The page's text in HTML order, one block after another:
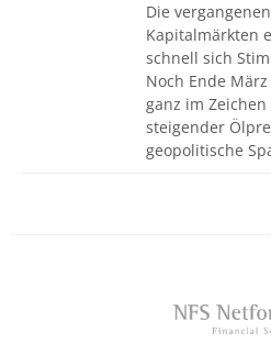
Die
Kapitalmärkten
schnell sich
Noch Ende
ganz im
steigender
geopolitische